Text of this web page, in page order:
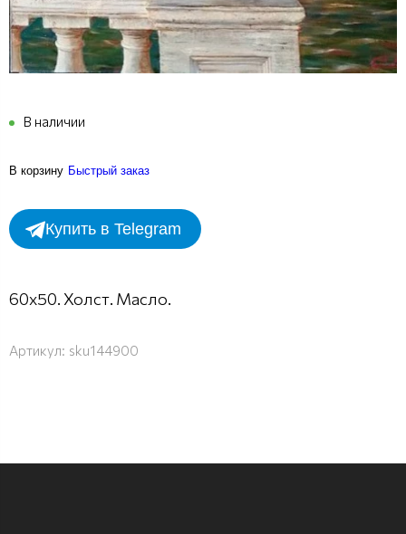
В наличии
В корзину Быстрый заказ
Купить в Telegram
60х50. Холст. Масло.
Артикул: sku144900